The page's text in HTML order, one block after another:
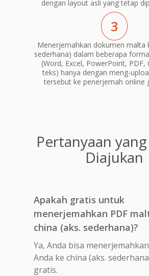
dengan layout asli yang tetap
3
Menerjemahkan dokumen malta
sederhana) dalam beberapa
(Word, Excel, PowerPoint, PDF,
teks) hanya dengan meng-
tersebut ke penerjemah online
Pertanyaan
Diajukan
Apakah gratis untuk
menerjemahkan PDF
china (aks. sederhana)?
Ya, Anda bisa
Anda ke china (aks.
gratis.